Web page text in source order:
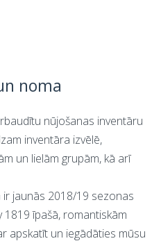
noma
nūjošanas inventāru
inventāra izvēlē,
un lielām grupām, kā arī
jaunās 2018/19 sezonas
īpašā, romantiskām
apskatīt un iegādāties mūsu